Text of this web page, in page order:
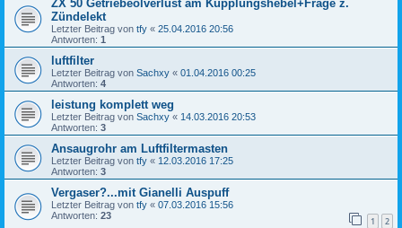
ZX 50 Getriebeölverlust am Kupplungshebel+Frage z.
Zündelekt
Letzter Beitrag von tfy « 25.04.2016 20:56
Antworten: 1
luftfilter
Letzter Beitrag von Sachxy « 01.04.2016 00:25
Antworten: 4
leistung komplett weg
Letzter Beitrag von Sachxy « 14.03.2016 20:53
Antworten: 3
Ansaugrohr am Luftfiltermasten
Letzter Beitrag von tfy « 12.03.2016 17:25
Antworten: 3
Vergaser?...mit Gianelli Auspuff
Letzter Beitrag von tfy « 07.03.2016 15:56
Antworten: 23 1 2